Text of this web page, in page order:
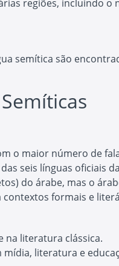
regiões, incluindo o
semítica são
o maior número de
seis línguas oficiais
do árabe, mas o
formais e
na literatura clássica.
literatura e